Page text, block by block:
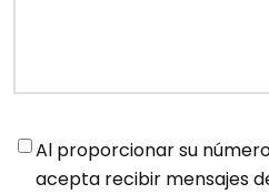
Al proporcionar su
acepta recibir mensajes